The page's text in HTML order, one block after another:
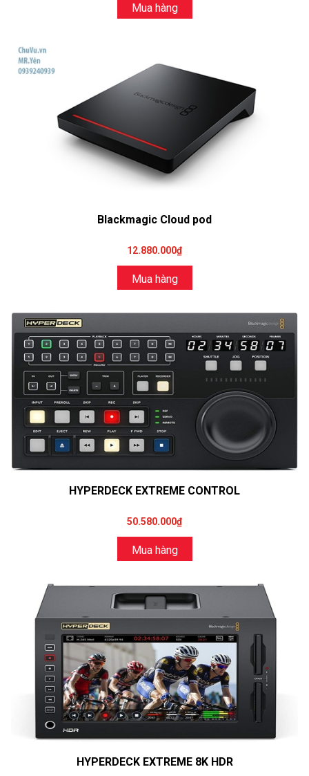
Mua hàng
Blackmagic Cloud pod
12.880.000₫
Mua hàng
HYPERDECK EXTREME CONTROL
50.580.000₫
Mua hàng
HYPERDECK EXTREME 8K HDR